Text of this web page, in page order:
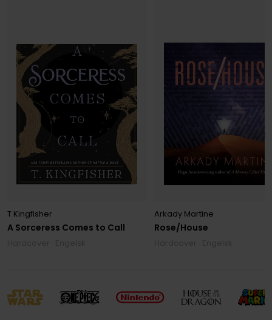
A Sorceress Comes to Call
T Kingfisher
Rose/House
Arkady Martine